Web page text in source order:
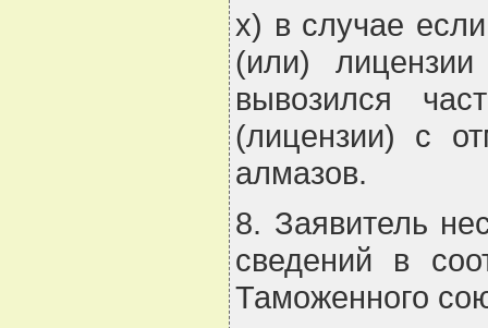
х) в случае
(или)
вывозился
(лицензии) с
алмазов.
8. Заявитель
сведений в
Таможенного